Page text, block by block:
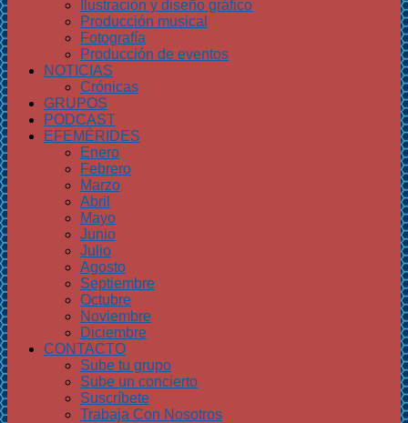
Ilustración y diseño gráfico
Producción musical
Fotografía
Producción de eventos
NOTICIAS
Crónicas
GRUPOS
PODCAST
EFEMÉRIDES
Enero
Febrero
Marzo
Abril
Mayo
Junio
Julio
Agosto
Septiembre
Octubre
Noviembre
Diciembre
CONTACTO
Sube tu grupo
Sube un concierto
Suscríbete
Trabaja Con Nosotros